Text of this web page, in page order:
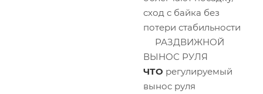
сход с байка без
потери стабильности
РАЗДВИЖНОЙ
ВЫНОС РУЛЯ
ЧТО регулируемый
вынос руля